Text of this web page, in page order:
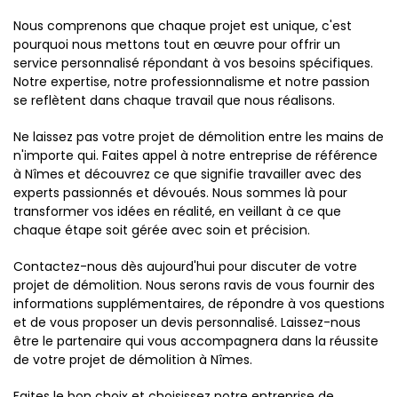
Nous comprenons que chaque projet est unique, c'est
pourquoi nous mettons tout en œuvre pour offrir un
service personnalisé répondant à vos besoins spécifiques.
Notre expertise, notre professionnalisme et notre passion
se reflètent dans chaque travail que nous réalisons.
Ne laissez pas votre projet de démolition entre les mains de
n'importe qui. Faites appel à notre entreprise de référence
à Nîmes et découvrez ce que signifie travailler avec des
experts passionnés et dévoués. Nous sommes là pour
transformer vos idées en réalité, en veillant à ce que
chaque étape soit gérée avec soin et précision.
Contactez-nous dès aujourd'hui pour discuter de votre
projet de démolition. Nous serons ravis de vous fournir des
informations supplémentaires, de répondre à vos questions
et de vous proposer un devis personnalisé. Laissez-nous
être le partenaire qui vous accompagnera dans la réussite
de votre projet de démolition à Nîmes.